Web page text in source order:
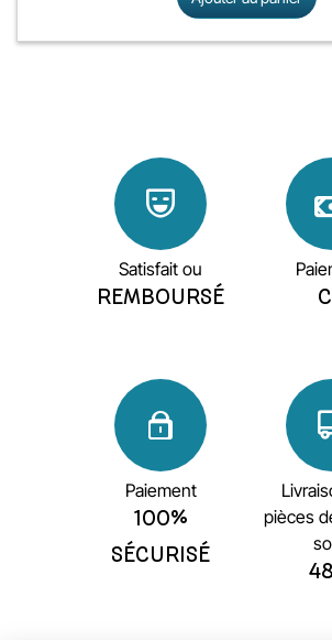
Satisfait ou
REMBOURSÉ
pièces
Paiement
100%
SÉCURISÉ